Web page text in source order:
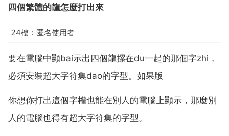
四個繁體的龍怎麼打出來
24樓：匿名使用者
要在電腦中顯bai示出四個龍摞在du一起的那個字zhi，
必須安裝超大字符集dao的字型。如果版
你想你打出這個字權也能在別人的電腦上顯示，那麼別
人的電腦也得有超大字符集的字型。